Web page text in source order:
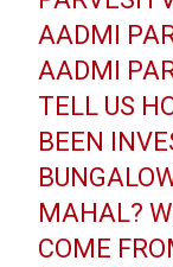
AADMI
AADMI
TELL US
BEEN
MAHAL?
COME